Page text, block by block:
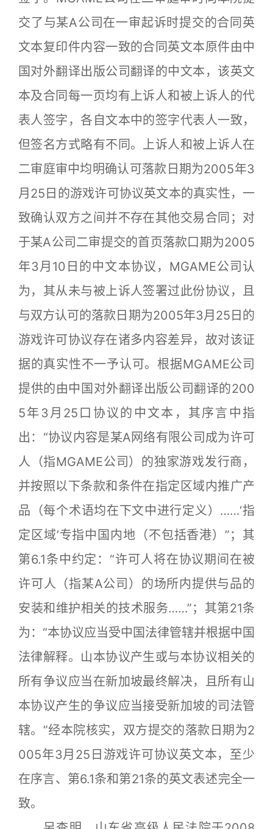
交了与某A公司在一审起诉时提交的合同英
文本复印件内容一致的合同英文本原件由中
国对外翻译出版公司翻译的中文本，该英文
本及合同每一页均有上诉人和被上诉人的代
表人签字，各自文本中的签字代表人一致，
但签名方式略有不同。上诉人和被上诉人在
二审庭审中均明确认可落款日期为2005年3
月25日的游戏许可协议英文本的真实性，一
致确认双方之间并不存在其他交易合同；对
于某A公司二审提交的首页落款口期为2005
年3月10日的中文本协议，MGAME公司认
为，其从未与被上诉人签署过此份协议，且
与双方认可的落款日期为2005年3月25日的
游戏许可协议存在诸多内容差异，故对该证
据的真实性不一予认可。根据MGAME公司
提供的由中国对外翻译出版公司翻译的200
5年3月25口协议的中文本，其序言中指
出：“协议内容是某A网络有限公司成为许可
人（指MGAME公司）的独家游戏发行商，
并按照以下条款和条件在指定区域内推广产
品（每个术语均在下文中进行定义）……‘指
定区域’专指中国内地（不包括香港）”；其
第6.1条中约定：“许可人将在协议期间在被
许可人（指某A公司）的场所内提供与品的
安装和维护相关的技术服务……”；其第21条
为：“本协议应当受中国法律管辖并根据中国
法律解释。山本协议产生或与本协议相关的
所有争议应当在新加坡最终解决，且所有山
本协议产生的争议应当接受新加坡的司法管
辖。”经本院核实，双方提交的落款日期为2
005年3月25日游戏许可协议英文本，至少
在序言、第6.1条和第21条的英文表述完全一
致。